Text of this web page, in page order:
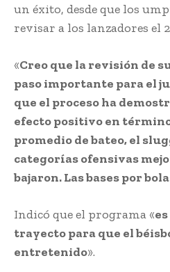
un éxito, desde que los
revisar a los lanzadores el
«Creo que la revisión de
paso importante para el
que el proceso ha
efecto positivo en
promedio de bateo, el
categorías ofensivas
bajaron. Las bases por
Indicó que el programa «
trayecto para que el
entretenido».